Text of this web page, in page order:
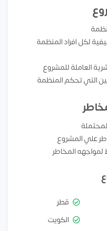
لكل افراد المنظمة
العاملة للمشروع
التي تحكم المنظمة
علي المشروع
المخاطر
قطر
الكويت